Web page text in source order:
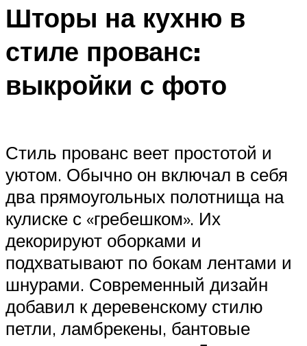
Шторы на кухню в
стиле прованс:
выкройки с фото
Стиль прованс веет простотой и
уютом. Обычно он включал в себя
два прямоугольных полотнища на
кулиске с «гребешком». Их
декорируют оборками и
подхватывают по бокам лентами и
шнурами. Современный дизайн
добавил к деревенскому стилю
петли, ламбрекены, бантовые